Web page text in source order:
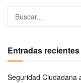
Entradas recientes
Seguridad Ciudadana